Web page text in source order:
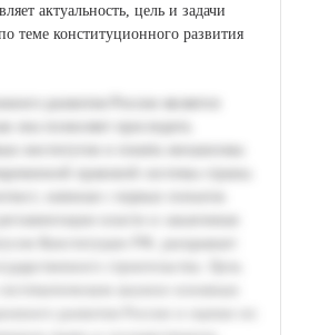
актуальность, цель и задачи
теме конституционного развития